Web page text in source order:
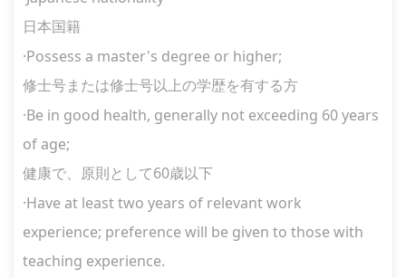
日本国籍
·Possess a master's degree or higher;
修士号または修士号以上の学歴を有する方
·Be in good health, generally not exceeding 60 years
of age;
健康で、原則として60歳以下
·Have at least two years of relevant work
experience; preference will be given to those with
teaching experience.